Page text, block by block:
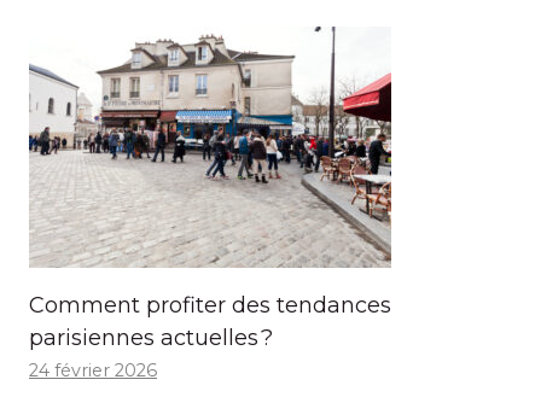
Comment profiter des tendances
parisiennes actuelles ?
24 février 2026